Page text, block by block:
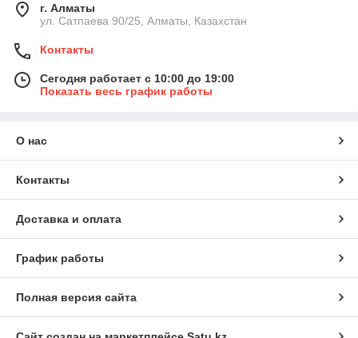
г. Алматы
ул. Сатпаева 90/25, Алматы, Казахстан
Контакты
Сегодня работает с 10:00 до 19:00
Показать весь график работы
О нас
Контакты
Доставка и оплата
График работы
Полная версия сайта